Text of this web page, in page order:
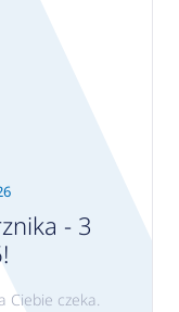
- 3
Ciebie czeka.